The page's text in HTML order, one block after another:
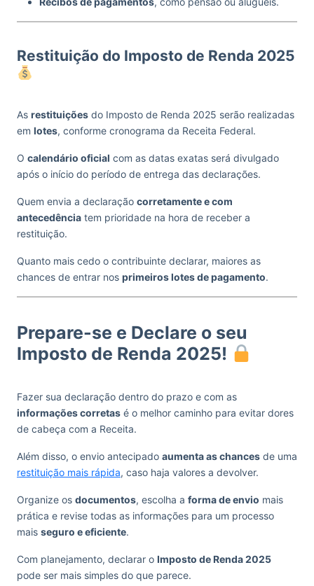
Restituição do Imposto de Renda 2025
As restituições do Imposto de Renda 2025 serão realizadas
em lotes, conforme cronograma da Receita Federal.
O calendário oficial com as datas exatas será divulgado
após o início do período de entrega das declarações.
Quem envia a declaração corretamente e com
antecedência tem prioridade na hora de receber a
restituição.
Quanto mais cedo o contribuinte declarar, maiores as
chances de entrar nos primeiros lotes de pagamento.
Prepare-se e Declare o seu
Imposto de Renda 2025!
Fazer sua declaração dentro do prazo e com as
informações corretas é o melhor caminho para evitar dores
de cabeça com a Receita.
Além disso, o envio antecipado aumenta as chances de uma
restituição mais rápida, caso haja valores a devolver.
Organize os documentos, escolha a forma de envio mais
prática e revise todas as informações para um processo
mais seguro e eficiente.
Com planejamento, declarar o Imposto de Renda 2025
pode ser mais simples do que parece.